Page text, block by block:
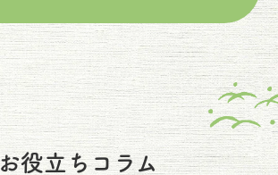
お役立ちコラム